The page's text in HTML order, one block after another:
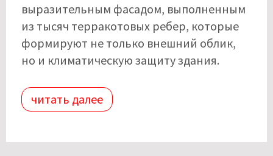
выразительным фасадом, выполненным
из тысяч терракотовых ребер, которые
формируют не только внешний облик,
но и климатическую защиту здания.
читать далее